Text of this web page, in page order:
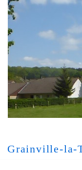
Aller
au
contenu
Grainville-la-